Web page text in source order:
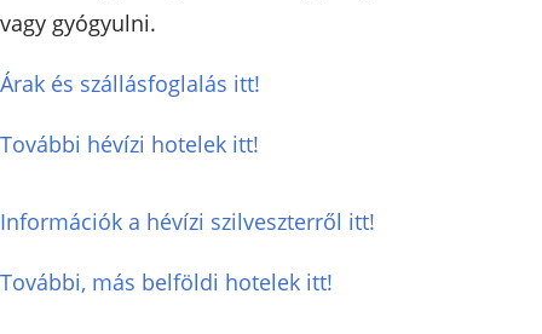
vagy gyógyulni.
Árak és szállásfoglalás itt!
További hévízi hotelek itt!
Információk a hévízi szilveszterről itt!
További, más belföldi hotelek itt!